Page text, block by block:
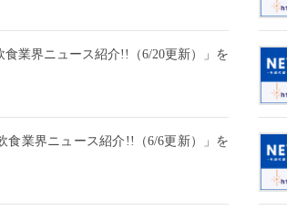
食業界ニュース紹介!!（6/20更新）」を
食業界ニュース紹介!!（6/6更新）」を